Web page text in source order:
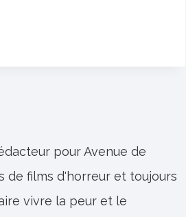
pour Avenue de
de films d'horreur et toujours
vivre la peur et le